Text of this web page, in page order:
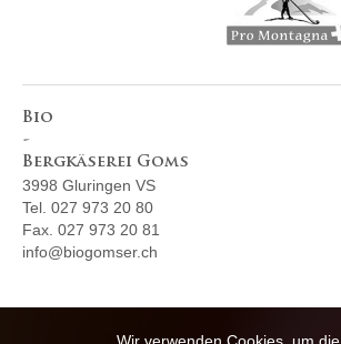
Bio
-
Bergkäserei Goms
3998 Gluringen VS
Tel. 027 973 20 80
Fax. 027 973 20 81
info@biogomser.ch